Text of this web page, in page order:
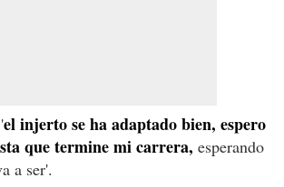
el injerto se ha adaptado bien, espero
que termine mi carrera, esperando
a ser'.